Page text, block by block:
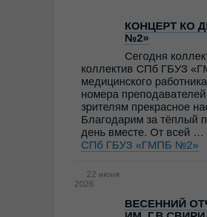
КОНЦЕРТ КО
№2»
Сегодня
коллектив СПб ГБУЗ
медицинского
номера
зрителям прекрасное
Благодарим за тёплый
день вместе. От всей …
СПб ГБУЗ «ГМПБ №2»
22 июня
2026
ВЕСЕННИЙ